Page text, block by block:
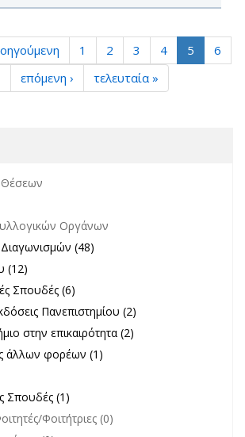
1 2 3 4 5
6
επόμενη › τελευταία »
Θέσεων filter
Θέσεων
filter
Συλλογικών Οργάνων filter
Οργάνων
Διαγωνισμών filter
(48)
filter
(12)
Σπουδές filter
Σπουδές (6)
Εκδόσεις Πανεπιστημίου filter
Πανεπιστημίου (2)
στην επικαιρότητα filter
στην επικαιρότητα (2)
άλλων φορέων filter
άλλων φορέων (1)
Σπουδές filter
Σπουδές (1)
Φοιτήτριες (0)